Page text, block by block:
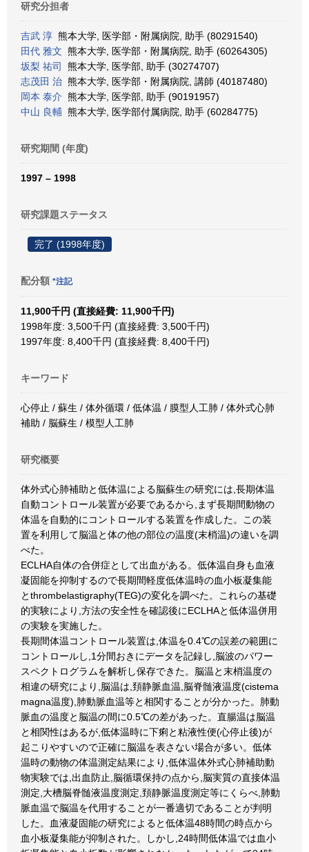
研究分担者
吉武 淳 熊本大学, 医学部・附属病院, 助手 (80291540)
田代 雅文 熊本大学, 医学部・附属病院, 助手 (60264305)
坂梨 祐司
熊本大学, 医学部, 助手 (30274707)
志茂田 治 熊本大学, 医学部・附属病院, 講師 (40187480)
岡本 泰介 熊本大学, 医学部, 助手 (90191957)
中山 良輔 熊本大学, 医学部付属病院, 助手 (60284775)
研究期間 (年度)
1997 – 1998
研究課題ステータス
完了 (1998年度)
配分額 *注記
11,900千円 (直接経費: 11,900千円)
1998年度: 3,500千円 (直接経費: 3,500千円)
1997年度: 8,400千円 (直接経費: 8,400千円)
キーワード
心停止 / 蘇生 / 体外循環 / 低体温 / 膜型人工肺 / 体外式心肺
補助 / 脳蘇生 / 模型人工肺
研究概要
体外式心肺補助と低体温による脳蘇生の研究には,長期体温
自動コントロール装置が必要であるから,まず長期間動物の
体温を自動的にコントロールする装置を作成した。この装
置を利用して脳温と体の他の部位の温度(末梢温)の違いを調
べた。
ECLHA自体の合併症として出血がある。低体温自身も血液
凝固能を抑制するので長期間軽度低体温時の血小板凝集能
とthrombelastigraphy(TEG)の変化を調べた。これらの基礎
的実験により,方法の安全性を確認後にECLHAと低体温併用
の実験を実施した。
長期間体温コントロール装置は,体温を0.4℃の誤差の範囲に
コントロールし,1分間おきにデータを記録し,脳波のパワー
スペクトログラムを解析し保存できた。脳温と末梢温度の
相違の研究により,脳温は,頚静脈血温,脳脊髄液温度(cistema
magna温度),肺動脈血温等と相関することが分かった。肺動
脈血の温度と脳温の間に0.5℃の差があった。直腸温は脳温
と相関性はあるが,低体温時に下痢と粘液性便(心停止後)が
起こりやすいので正確に脳温を表さない場合が多い。低体
温時の動物の体温測定結果により,低体温体外式心肺補助動
物実験では,出血防止,脳循環保持の点から,脳実質の直接体温
測定,大槽脳脊髄液温度測定,頚静脈温度測定等にくらべ,肺動
脈血温で脳温を代用することが一番適切であることが判明
した。血液凝固能の研究によると低体温48時間の時点から
血小板凝集能が抑制された。しかし,24時間低体温では血小